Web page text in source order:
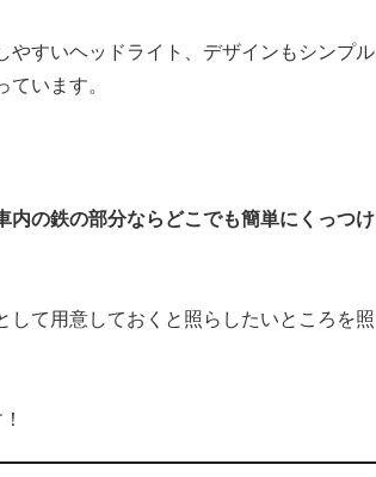
すいヘッドライト、デザインもシンプル
います。
内の鉄の部分ならどこでも簡単にくっつけ
て用意しておくと照らしたいところを照